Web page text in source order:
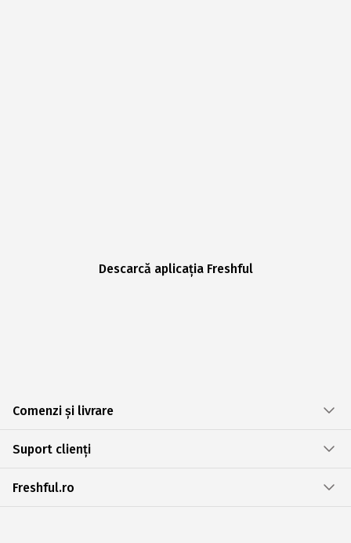
Descarcă aplicația Freshful
Comenzi și livrare
Suport clienți
Freshful.ro